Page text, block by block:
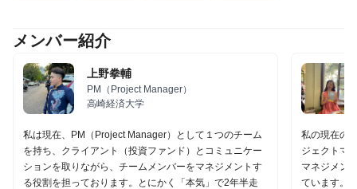
メンバー紹介
上野拳輔
PM（Project Manager）
高崎経済大学
私は現在、PM（Project Manager）として１つのチーム
を持ち、クライアント（投資ファンド）とコミュニケー
ションを取りながら、チームメンバーをマネジメントす
る役割を担っております。とにかく「本気」で2年半走
私の現在の
ジェクトマ
マネジメン
ています。